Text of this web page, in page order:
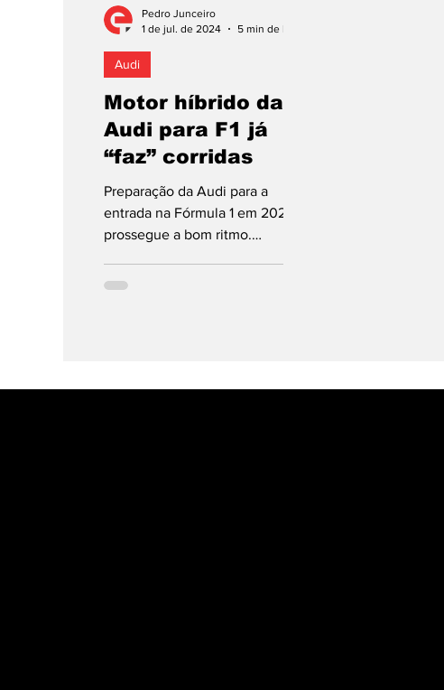
Motor híbrido da
Audi para F1 já
“faz” corridas
Preparação da Audi para a
entrada na Fórmula 1 em 2026
prossegue a bom ritmo.
de potência já decorrem em...
Audi
Pedro Junceiro
1 de jul. de 2024